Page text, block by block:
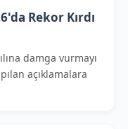
Rekor Kırdı
damga vurmayı
açıklamalara